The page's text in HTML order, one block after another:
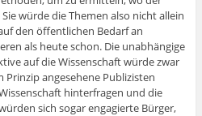
würde die Themen also nicht allein
den öffentlichen Bedarf an
als heute schon. Die unabhängige
auf die Wissenschaft würde zwar
angesehene Publizisten
hinterfragen und die
sich sogar engagierte Bürger,